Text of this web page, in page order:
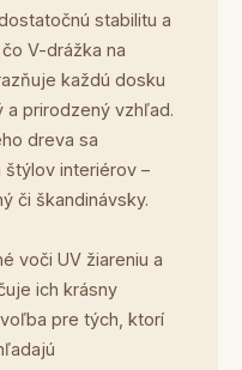
stabilitu a
V-drážka na
každú dosku
a prirodzený vzhľad.
dreva sa
štýlov interiérov –
či škandinávsky.
voči UV žiareniu a
ich krásny
pre tých, ktorí